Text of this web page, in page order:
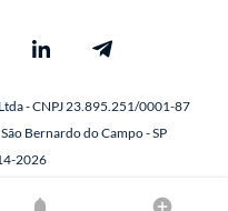
- CNPJ 23.895.251/0001-87
Bernardo do Campo - SP
2026